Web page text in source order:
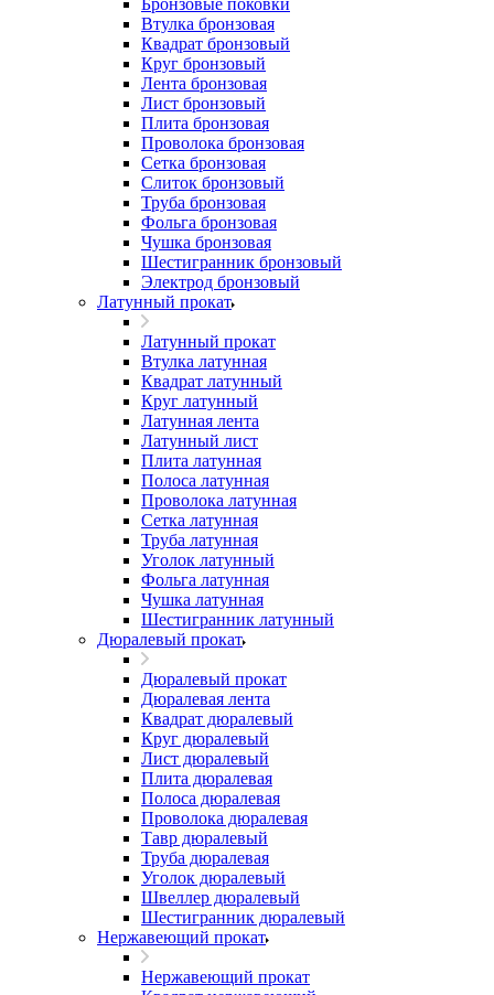
Бронзовые поковки
Втулка бронзовая
Квадрат бронзовый
Круг бронзовый
Лента бронзовая
Лист бронзовый
Плита бронзовая
Проволока бронзовая
Сетка бронзовая
Слиток бронзовый
Труба бронзовая
Фольга бронзовая
Чушка бронзовая
Шестигранник бронзовый
Электрод бронзовый
Латунный прокат
Латунный прокат
Втулка латунная
Квадрат латунный
Круг латунный
Латунная лента
Латунный лист
Плита латунная
Полоса латунная
Проволока латунная
Сетка латунная
Труба латунная
Уголок латунный
Фольга латунная
Чушка латунная
Шестигранник латунный
Дюралевый прокат
Дюралевый прокат
Дюралевая лента
Квадрат дюралевый
Круг дюралевый
Лист дюралевый
Плита дюралевая
Полоса дюралевая
Проволока дюралевая
Тавр дюралевый
Труба дюралевая
Уголок дюралевый
Швеллер дюралевый
Шестигранник дюралевый
Нержавеющий прокат
Нержавеющий прокат